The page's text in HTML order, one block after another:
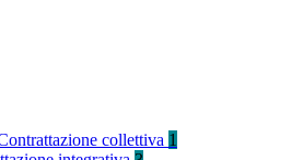
collettiva 1